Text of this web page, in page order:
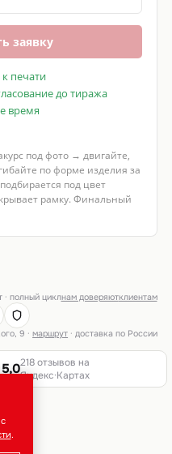
заявку
печати
до тиража
время
под фото → двигайте,
по форме изделия за
под цвет
рамку. Финальный
· полный циклнам доверяютклиентам
9 ·маршрут · доставка по России
5,0218 отзывов на
Яндекс·Картах
.